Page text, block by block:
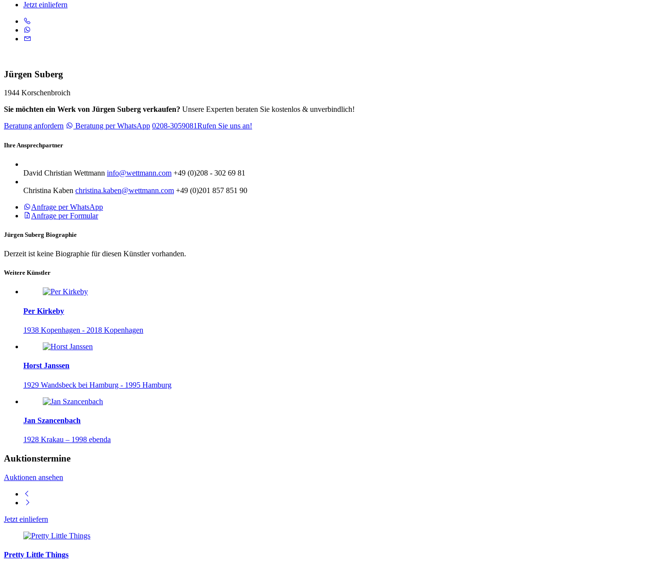
Jetzt einliefern
Jürgen Suberg
1944 Korschenbroich
Sie möchten ein Werk von Jürgen Suberg verkaufen? Unsere Experten beraten Sie kostenlos & unverbindlich!
Beratung anfordern
Beratung per WhatsApp 0208-3059081Rufen Sie uns an!
Ihre Ansprechpartner
David Christian Wettmann info@wettmann.com +49 (0)208 - 302 69 81
Christina Kaben christina.kaben@wettmann.com +49 (0)201 857 851 90
Anfrage per WhatsApp
Anfrage per Formular
Jürgen Suberg Biographie
Derzeit ist keine Biographie für diesen Künstler vorhanden.
Weitere Künstler
Per Kirkeby
1938 Kopenhagen - 2018 Kopenhagen
Horst Janssen
1929 Wandsbeck bei Hamburg - 1995 Hamburg
Jan Szancenbach
1928 Krakau – 1998 ebenda
Auktionstermine
Auktionen ansehen
Jetzt einliefern
Pretty Little Things